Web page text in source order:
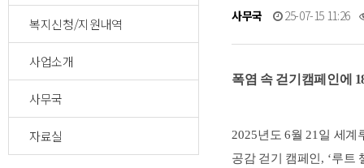
복지신청/지원내역
사업소개
사무국
자료실
사무국 25-07-15 11:26
폭염 속 걷기캠페인에
2025년도 6월 21 일 세계
공감 걷기 캠페인 , ‘루트